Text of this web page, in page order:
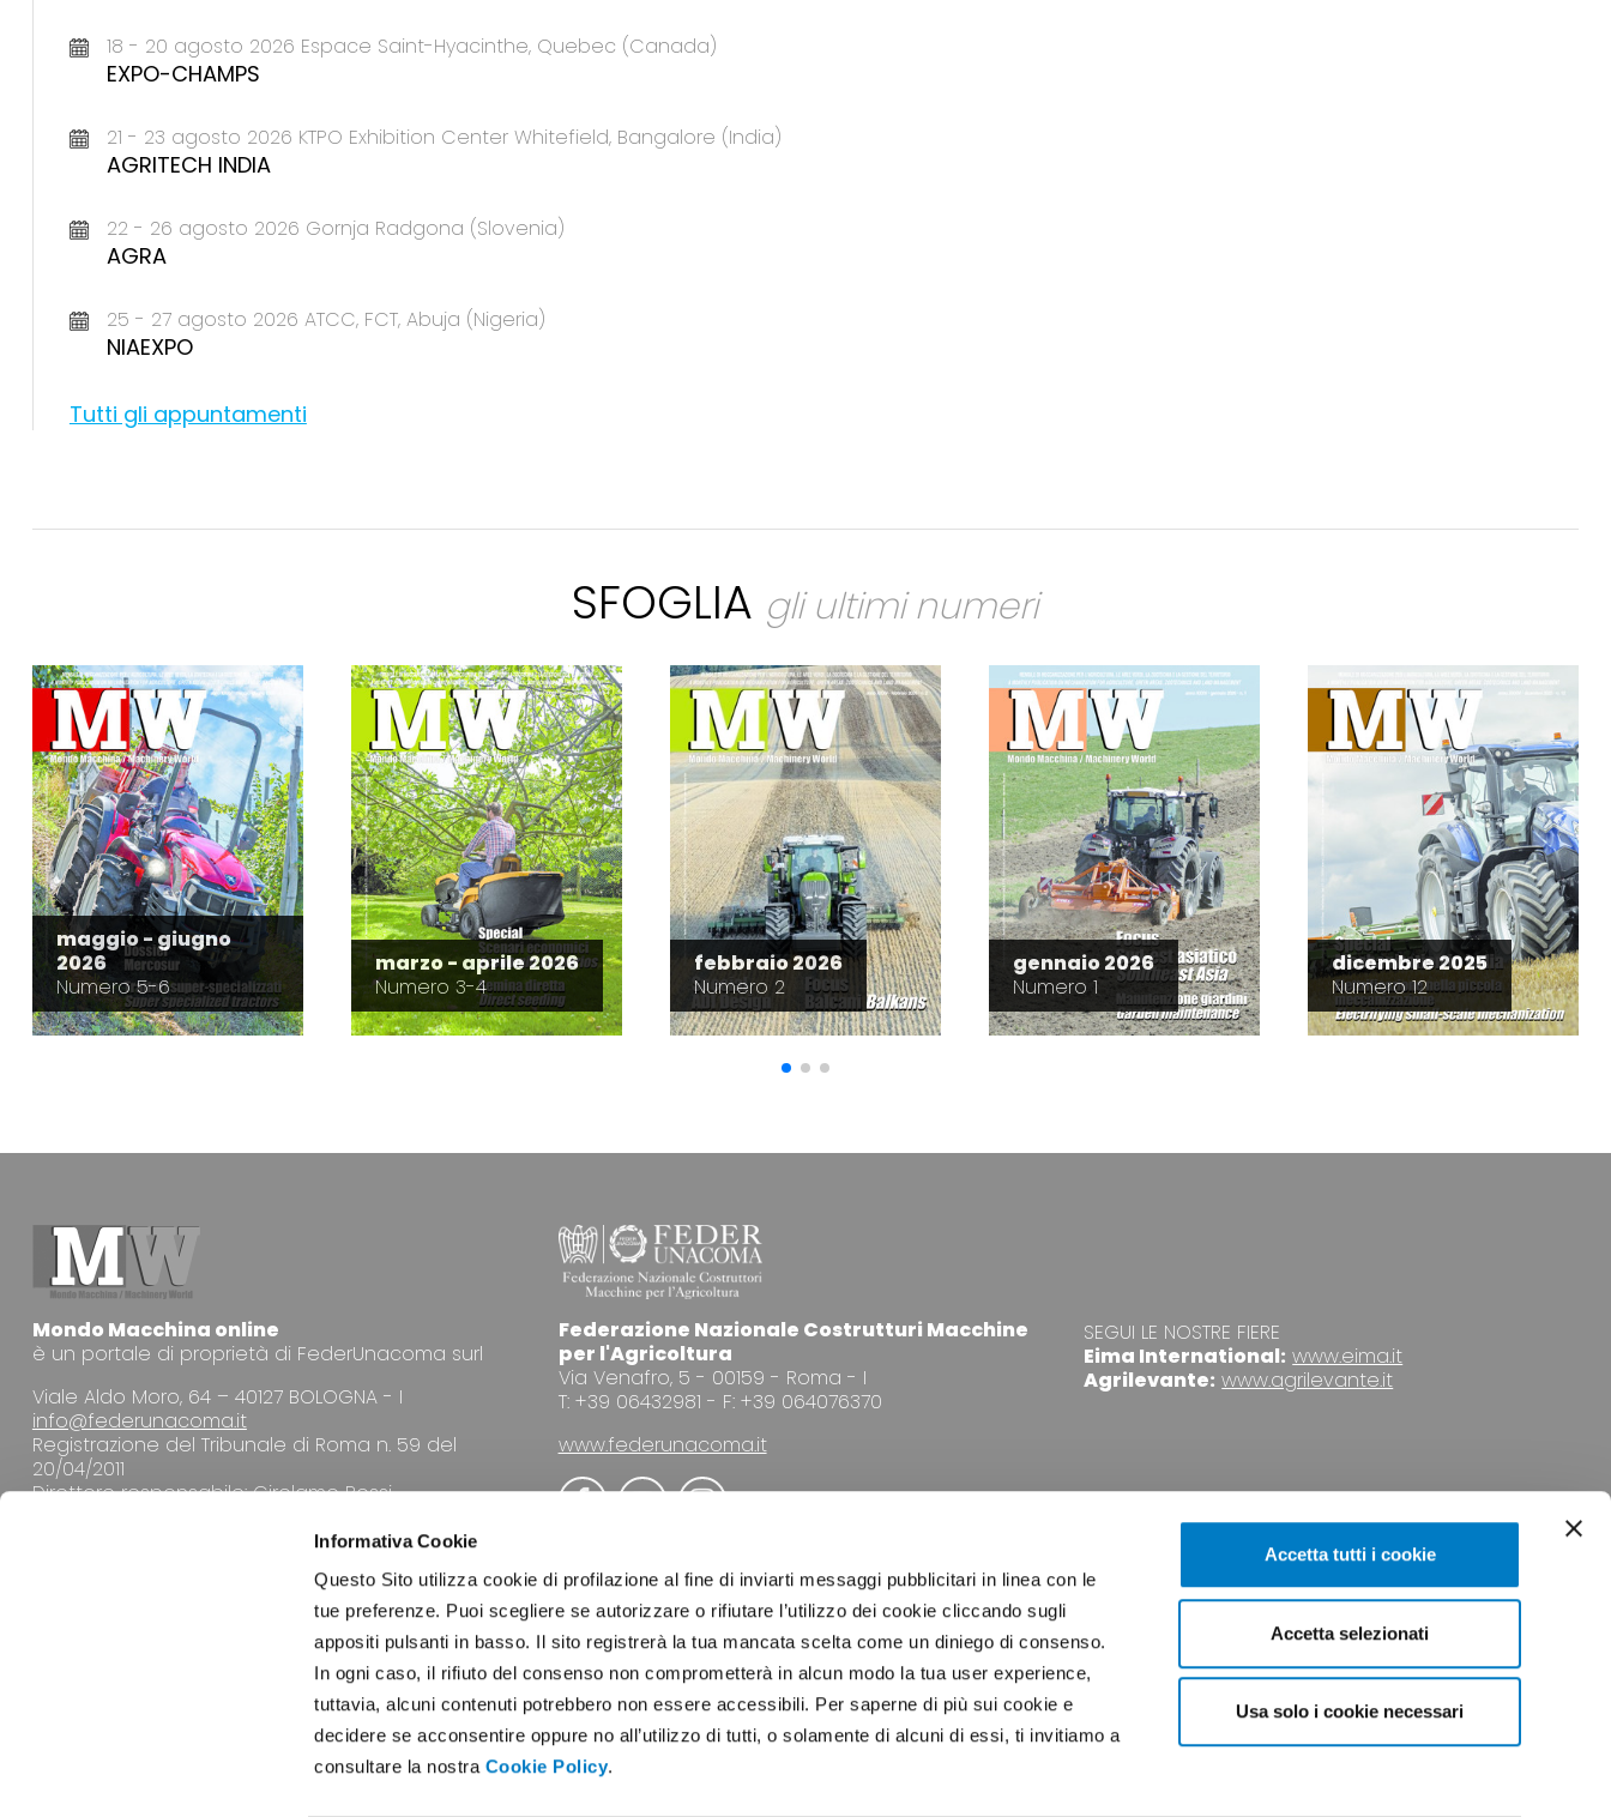
Informativa Cookie
Questo Sito utilizza cookie di profilazione al fine di inviarti messaggi pubblicitari in linea con le
tue preferenze. Puoi scegliere se autorizzare o rifiutare l’utilizzo dei cookie cliccando sugli
appositi pulsanti in basso. Il sito registrerà la tua mancata scelta come un diniego di consenso.
In ogni caso, il rifiuto del consenso non comprometterà in alcun modo la tua user experience,
tuttavia, alcuni contenuti potrebbero non essere accessibili. Per saperne di più sui cookie e
decidere se acconsentire oppure no all’utilizzo di tutti, o solamente di alcuni di essi, ti invitiamo a
consultare la nostra Cookie Policy.
Accetta tutti i cookie
Accetta selezionati
Usa solo i cookie necessari
18 - 20 agosto 2026 Espace Saint-Hyacinthe, Quebec (Canada)
EXPO-CHAMPS
21 - 23 agosto 2026 KTPO Exhibition Center Whitefield, Bangalore (India)
AGRITECH INDIA
22 - 26 agosto 2026 Gornja Radgona (Slovenia)
AGRA
25 - 27 agosto 2026 ATCC, FCT, Abuja (Nigeria)
NIAEXPO
Tutti gli appuntamenti
SFOGLIA gli ultimi numeri
maggio - giugno
2026
Numero 5-6
marzo - aprile 2026
Numero 3-4
febbraio 2026
Numero 2
gennaio 2026
Numero 1
dicembre 2025
Numero 12
Mondo Macchina online
è un portale di proprietà di FederUnacoma surl
Viale Aldo Moro, 64 – 40127 BOLOGNA - I
info@federunacoma.it
Registrazione del Tribunale di Roma n. 59 del
20/04/2011
Direttore responsabile: Girolamo Rossi
Federazione Nazionale Costrutturi Macchine
per l'Agricoltura
Via Venafro, 5 - 00159 - Roma - I
T: +39 06432981 - F: +39 064076370
www.federunacoma.it
SEGUI LE NOSTRE FIERE
Eima International: www.eima.it
Agrilevante: www.agrilevante.it
LA REDAZIONE PUBBLICITÀ NEWSLETTER COOKIE POLICY PRIVACY